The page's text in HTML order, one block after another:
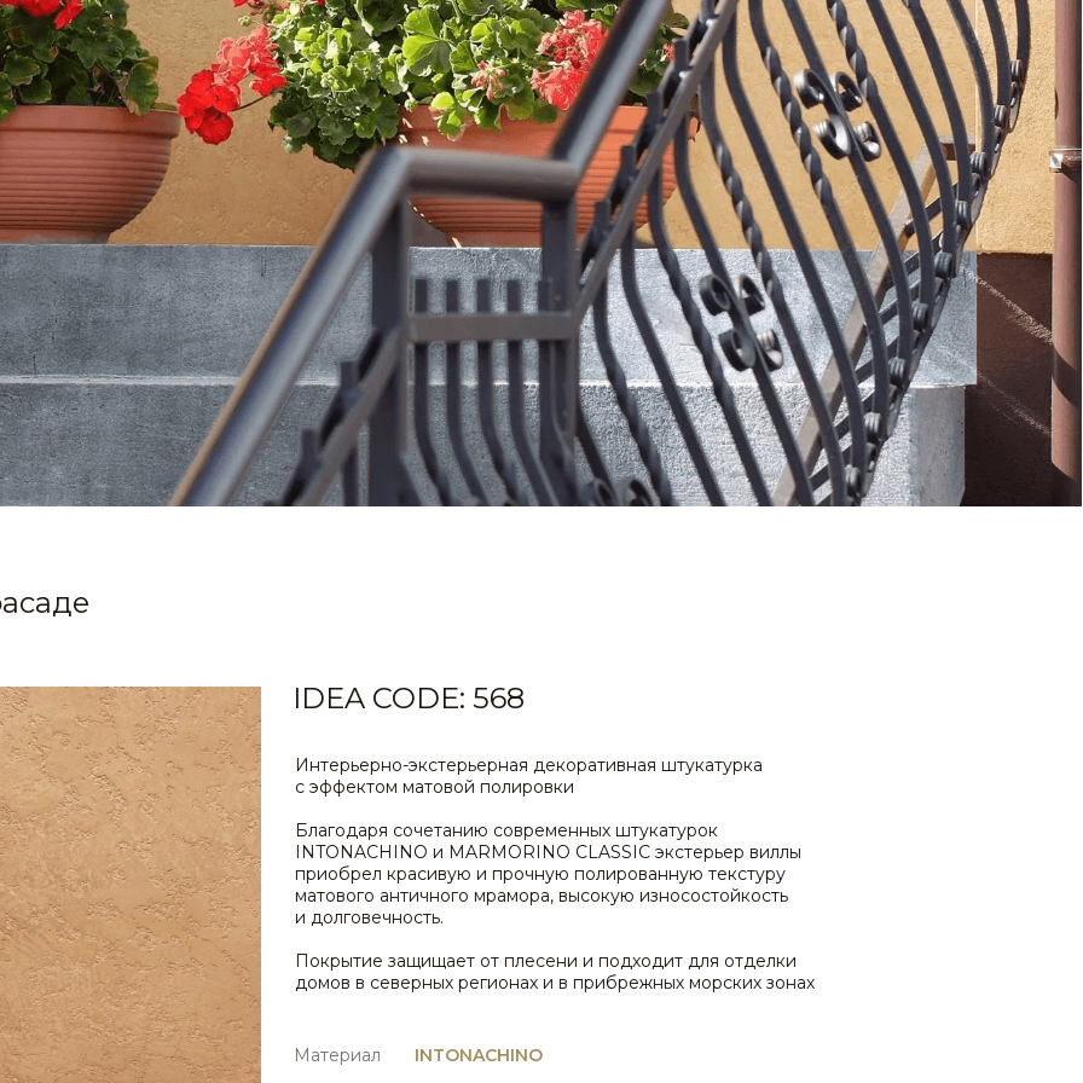
Интерьерно-экстерьерная декоративная штукатурка
с эффектом матовой полировки
Благодаря сочетанию современных штукатурок
INTONACHINO и MARMORINO CLASSIC экстерьер виллы
приобрел красивую и прочную полированную текстуру
матового античного мрамора, высокую износостойкость
и долговечность.
Покрытие защищает от плесени и подходит для отделки
домов в северных регионах и в прибрежных морских зонах
Материал INTONACHINO
IDEA CODE: 568